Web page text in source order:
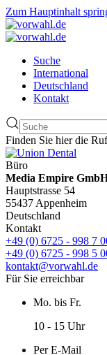
Zum Hauptinhalt
Suche
International
Deutschland
Kontakt
Finden Sie hier die
Büro
Media Empire
Hauptstrasse 54
55437 Appenheim
Deutschland
Kontakt
+49 (0) 6725 - 998 7
+49 (0) 6725 - 998 5
kontakt@vorwahl.de
Für Sie erreichbar
Mo. bis Fr.
10 - 15 Uhr
Per E-Mail